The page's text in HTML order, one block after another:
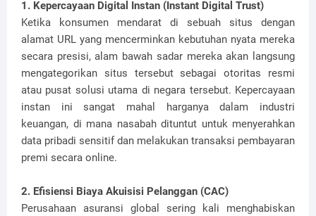
1. Kepercayaan Digital Instan (Instant Digital Trust)
Ketika konsumen mendarat di sebuah situs dengan
alamat URL yang mencerminkan kebutuhan nyata mereka
secara presisi, alam bawah sadar mereka akan langsung
mengategorikan situs tersebut sebagai otoritas resmi
atau pusat solusi utama di negara tersebut. Kepercayaan
instan ini sangat mahal harganya dalam industri
keuangan, di mana nasabah dituntut untuk menyerahkan
data pribadi sensitif dan melakukan transaksi pembayaran
premi secara online.
2. Efisiensi Biaya Akuisisi Pelanggan (CAC)
Perusahaan asuransi global sering kali menghabiskan